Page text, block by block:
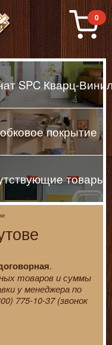
Паркет, Штучный
0
SPC Кварц-
покрытие
товары
.
товаров и суммы
у менеджера по
775-10-37 (звонок